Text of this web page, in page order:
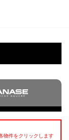
物件をクリックします